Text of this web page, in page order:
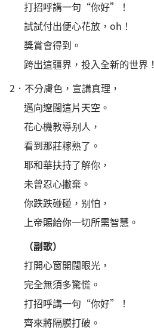
打招呼講一句“你好”！
試試付出便心花放，oh！
獎賞會得到。
跨出這疆界，投入全新的世界！
2． 不分膚色，宣講真理，
邁向遼闊這片天空。
花心機教導别人，
看到那莊稼熟了。
耶和華扶持了解你，
未曾忍心撇棄。
你跌跌碰碰，别怕，
上帝賜給你一切所需智慧。
（副歌）
打開心窗開闊眼光，
完全無須多驚慌。
打招呼講一句“你好”！
齊來將隔膜打破。